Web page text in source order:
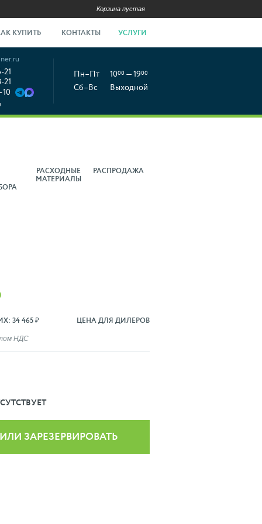
Корзина пустая
КУПИТЬ КОНТАКТЫ УСЛУГИ
21
21
10
Пн–Пт 1000 — 1900
Сб–Вс Выходной
РАСХОДНЫЕ
МАТЕРИАЛЫ
РАСПРОДАЖА
34 465 ₽ ЦЕНА ДЛЯ ДИЛЕРОВ
НДС
ЗАРЕЗЕРВИРОВАТЬ